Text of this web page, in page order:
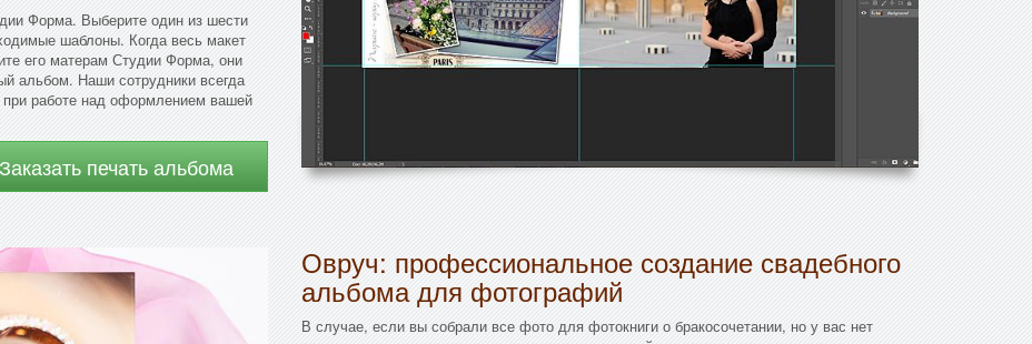
Форма. Выберите один из шести
шаблоны. Когда весь макет
его матерам Студии Форма, они
альбом. Наши сотрудники всегда
работе над оформлением вашей
Заказать печать альбома
Овруч: профессиональное создание свадебного
альбома для фотографий
В случае, если вы собрали все фото для фотокниги о бракосочетании, но у вас нет